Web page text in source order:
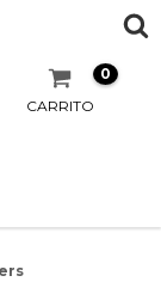
CARRITO
0